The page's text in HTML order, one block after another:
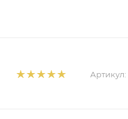
Артикул: